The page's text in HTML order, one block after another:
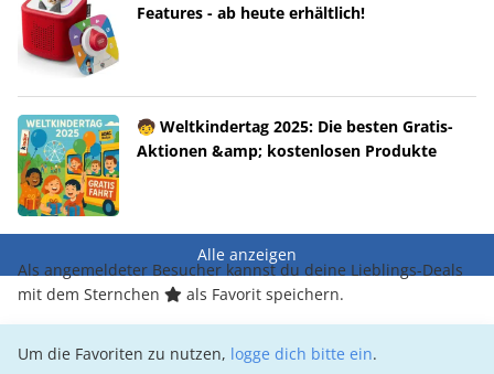
Features - ab heute erhältlich!
🧒 Weltkindertag 2025: Die besten Gratis-
Aktionen &amp; kostenlosen Produkte
Alle anzeigen
Als angemeldeter Besucher kannst du deine Lieblings-Deals
mit dem Sternchen
als Favorit speichern.
Um die Favoriten zu nutzen, logge dich bitte ein.